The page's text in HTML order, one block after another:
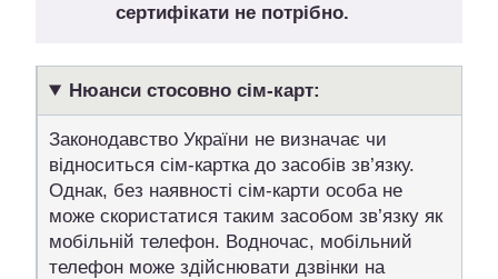
сертифікати не потрібно.
Нюанси стосовно сім-карт:
Законодавство України не визначає чи
відноситься сім-картка до засобів зв’язку.
Однак, без наявності сім-карти особа не
може скористатися таким засобом зв’язку як
мобільній телефон. Водночас, мобільний
телефон може здійснювати дзвінки на